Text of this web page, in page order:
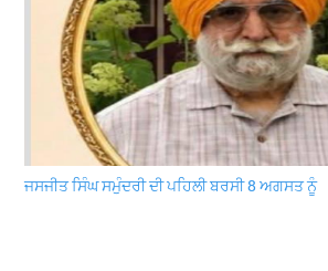
ਜਸਜੀਤ ਸਿੰਘ ਸਮੁੰਦਰੀ ਦੀ ਪਹਿਲੀ ਬਰਸੀ 8 ਅਗਸਤ ਨੂੰ